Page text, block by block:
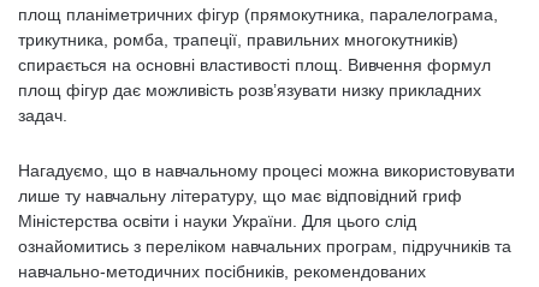
площ планіметричних фігур (прямокутника, паралелограма,
трикутника, ромба, трапеції, правильних многокутників)
спирається на основні властивості площ. Вивчення формул
площ фігур дає можливість розв’язувати низку прикладних
задач.
Нагадуємо, що в навчальному процесі можна використовувати
лише ту навчальну літературу, що має відповідний гриф
Міністерства освіти і науки України. Для цього слід
ознайомитись з переліком навчальних програм, підручників та
навчально-методичних посібників, рекомендованих